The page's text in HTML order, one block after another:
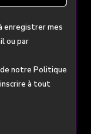
enregistrer mes
ou par
notre Politique
à tout